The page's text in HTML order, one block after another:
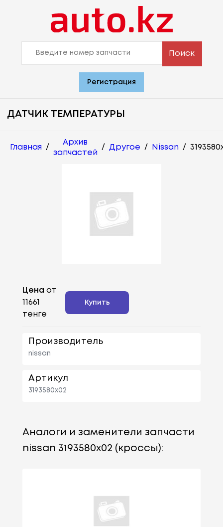
Поиск
Регистрация
ДАТЧИК ТЕМПЕРАТУРЫ
Главная /
Архив
запчастей
/ Другое / Nissan /
Цена от
11661
тенге
Купить
Производитель
nissan
Артикул
3193580x02
Аналоги и заменители запчасти
nissan 3193580x02 (кроссы):